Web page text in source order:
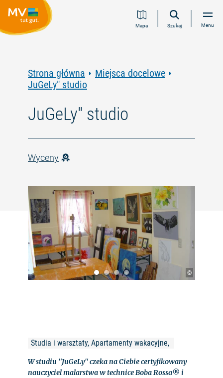
Przejdź
Przejdź
Przejdź
Przejdź
Mapa Szukaj Menu
Strona główna
Miejsca docelowe
JuGeLy" studio
JuGeLy" studio
Wyceny
©
Studia i warsztaty, Apartamenty wakacyjne,
W studiu "JuGeLy" czeka na Ciebie certyfikowany
nauczyciel malarstwa w technice Boba Rossa® i